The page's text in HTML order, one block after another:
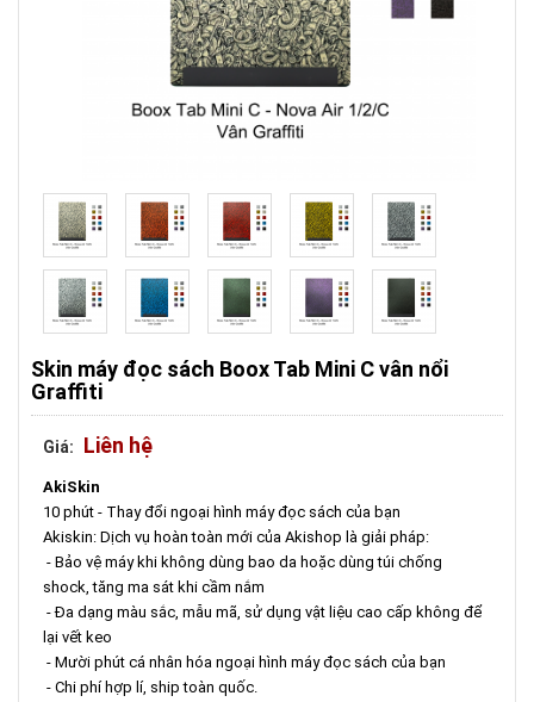
Skin máy đọc sách Boox Tab Mini C vân nổi
Graffiti
Giá: Liên hệ
AkiSkin
10 phút - Thay đổi ngoại hình máy đọc sách của bạn
Akiskin: Dịch vụ hoàn toàn mới của Akishop là giải pháp:
- Bảo vệ máy khi không dùng bao da hoặc dùng túi chống
shock, tăng ma sát khi cầm nắm
- Đa dạng màu sắc, mẫu mã, sử dụng vật liệu cao cấp không để
lại vết keo
- Mười phút cá nhân hóa ngoại hình máy đọc sách của bạn
- Chi phí hợp lí, ship toàn quốc.